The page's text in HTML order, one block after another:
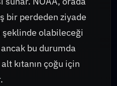
bir perdeden ziyade
şeklinde olabileceği
bu durumda
kıtanın çoğu için